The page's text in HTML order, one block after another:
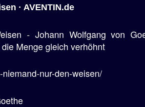
· AVENTIN.de
- Johann Wolfgang von
Menge gleich verhöhnt
nur-den-weisen/